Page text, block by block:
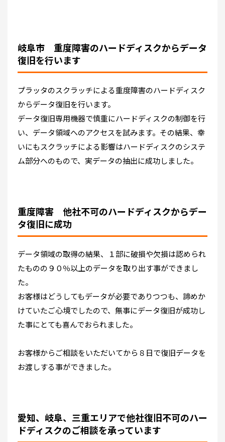
岐阜市 重度障害のハードディスクからデータ
復旧を行います
プラッタのスクラッチによる重度障害のハードディスク
からデータ復旧を行います。
データ復旧専用機器で慎重にハードディスクの制御を行
い、データ領域へのアクセスを試みます。その結果、幸
いにもスクラッチによる影響はハードディスクのシステ
ム部分へのもので、実データの抽出に成功しました。
重度障害 他社不可のハードディスクからデー
タ復旧に成功
データ領域の取得の結果、１部に破損や欠損は認められ
たものの９０％以上のデータを取り出す事ができまし
た。
お客様はどうしてもデータが必要でありつつも、諦めか
けていたご心境でしたので、無事にデータ復旧が成功し
た事にとても喜んでおられました。
お客様からご相談をいただいてから８日で復旧データを
お渡しする事ができました。
愛知、岐阜、三重エリアで他社復旧不可のハー
ドディスクのご相談を承っています